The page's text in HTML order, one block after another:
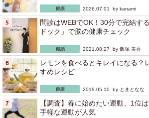
2026.07.01 by kanami
問診はWEBでOK！30分で完結す
ドック」で脳の健康チェック
2021.08.27 by 飯塚 美香
レモンを食べるとキレイになる？
すめレシピ
2019.05.10 by とまとなな
【調査】春に始めたい運動、1位
手軽な運動が人気